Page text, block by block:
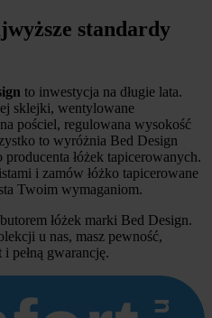
standardy
to inwestycja na długie lata.
sklejki, wentylowane
pościel, regulowana wysokość
to wyróżnia Bed Design
łóżek tapicerowanych.
i zamów łóżko tapicerowane
Twoim wymaganiom.
łóżek marki Bed Design.
u nas, masz pewność,
pełną gwarancję.